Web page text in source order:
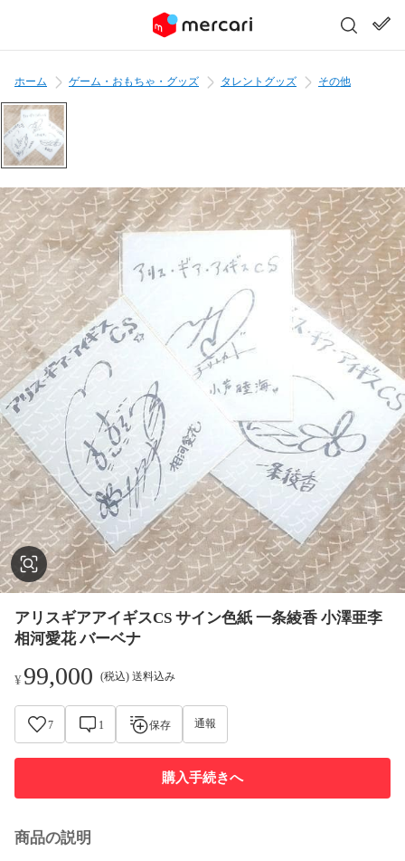
ホーム ゲーム・おもちゃ・グッズ タレントグッズ その他
アリスギアアイギスCS サイン色紙 一条綾香 小澤亜李
相河愛花 バーベナ
¥99,000 (税込) 送料込み
7 1 保存 通報
購入手続きへ
商品の説明